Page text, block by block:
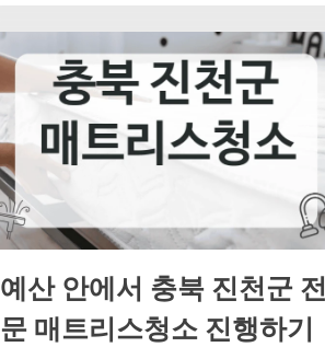
예산 안에서 충북 진천군 전
문 매트리스청소 진행하기